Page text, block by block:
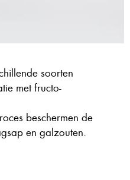
soorten
met fructo-
beschermen de
en galzouten.